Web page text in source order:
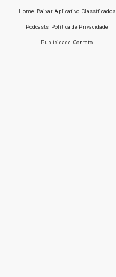
Home Baixar Aplicativo Classificados
Podcasts Política de Privacidade
Publicidade Contato